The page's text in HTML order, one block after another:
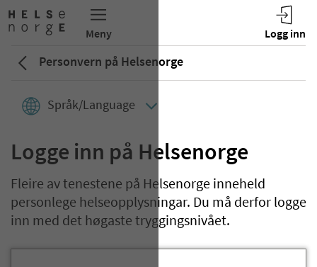
Personvern på Helsenorge
Språk/Language
Logge inn på Helsenorge
Fleire av tenestene på Helsenorge inneheld
personlege helseopplysningar. Du må derfor logge
inn med det høgaste tryggingsnivået.